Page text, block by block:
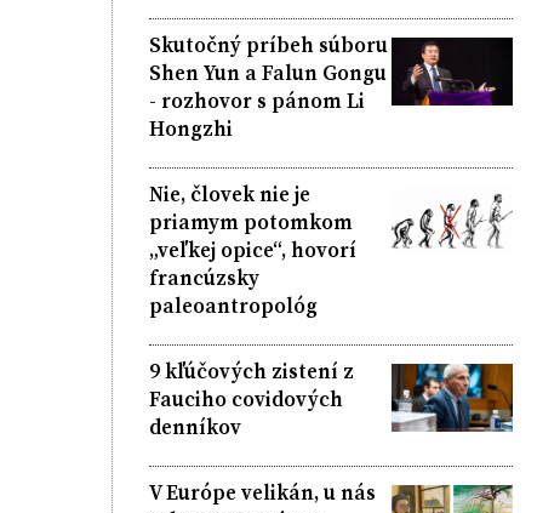
Skutočný príbeh súboru
Shen Yun a Falun Gongu
- rozhovor s pánom Li
Hongzhi
Nie, človek nie je
priamym potomkom
„veľkej opice“, hovorí
francúzsky
paleoantropológ
9 kľúčových zistení z
Fauciho covidových
denníkov
V Európe velikán, u nás